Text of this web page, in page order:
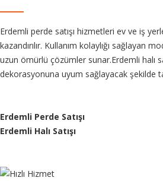
Erdemli perde satışı hizmetleri ev ve iş
kazandırılır. Kullanım kolaylığı
uzun ömürlü çözümler sunar.Erdemli halı
dekorasyonuna uyum sağlayacak şekilde
Erdemli Perde Satışı
Erdemli Halı Satışı